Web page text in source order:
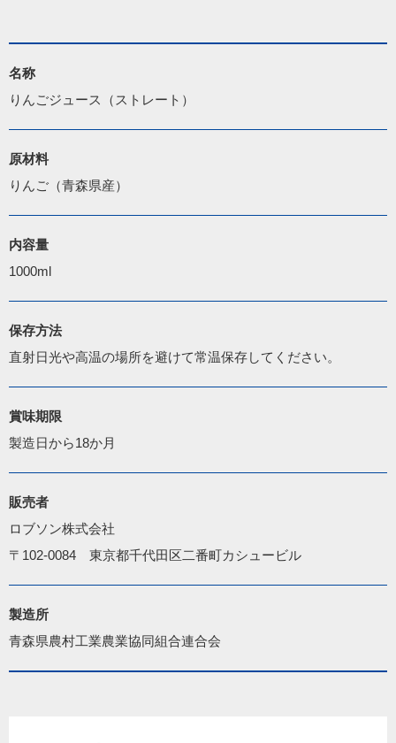
名称
りんごジュース（ストレート）
原材料
りんご（青森県産）
内容量
1000ml
保存方法
直射日光や高温の場所を避けて常温保存してください。
賞味期限
製造日から18か月
販売者
ロブソン株式会社
〒102-0084　東京都千代田区二番町カシュービル
製造所
青森県農村工業農業協同組合連合会